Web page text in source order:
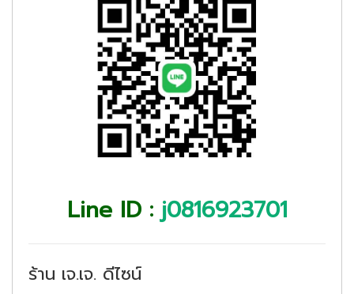
Line ID : j0816923701
ร้าน เจ.เจ. ดีไซน์